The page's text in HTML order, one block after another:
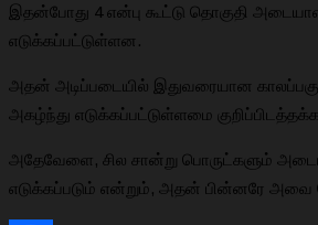
இதன்போது 4 என்பு கூட்டு தொகுதி
எடுக்கப்பட்டுள்ளன.
அதன் அடிப்படையில் இதுவரையான
அகழ்ந்து எடுக்கப்பட்டுள்ளமை
அதேவேளை, சில சான்று பொருட்களும்
எடுக்கப்படும் என்றும், அதன் பின்னரே அவை